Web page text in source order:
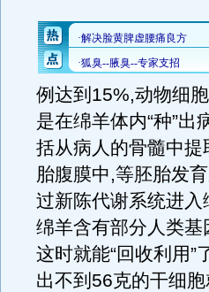
例达到15%,动物细
是在绵羊体内“种”
括从病人的骨髓中
胎腹膜中,等胚胎发
过新陈代谢系统进
绵羊含有部分人类
这时就能“回收利用
出不到56克的干细